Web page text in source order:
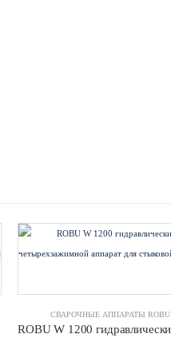
СВАРОЧНЫЕ АППАРАТЫ ROBU